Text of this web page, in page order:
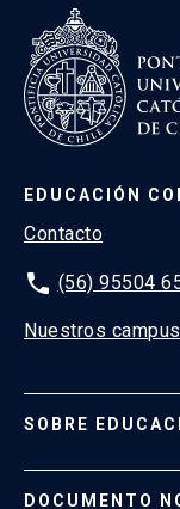
EDUCACIÓN
Contacto
phone (56) 95504
Nuestros campus
SOBRE
DOCUMENTO